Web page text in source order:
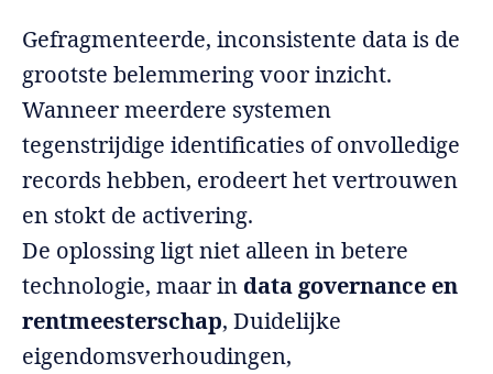
Gefragmenteerde, inconsistente data is de
grootste belemmering voor inzicht.
Wanneer meerdere systemen
tegenstrijdige identificaties of onvolledige
records hebben, erodeert het vertrouwen
en stokt de activering.
De oplossing ligt niet alleen in betere
technologie, maar in data governance en
rentmeesterschap, Duidelijke
eigendomsverhoudingen,